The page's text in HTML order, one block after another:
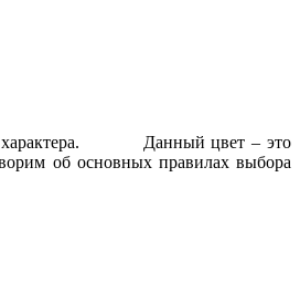
и характера. Данный цвет – это
об основных правилах выбора